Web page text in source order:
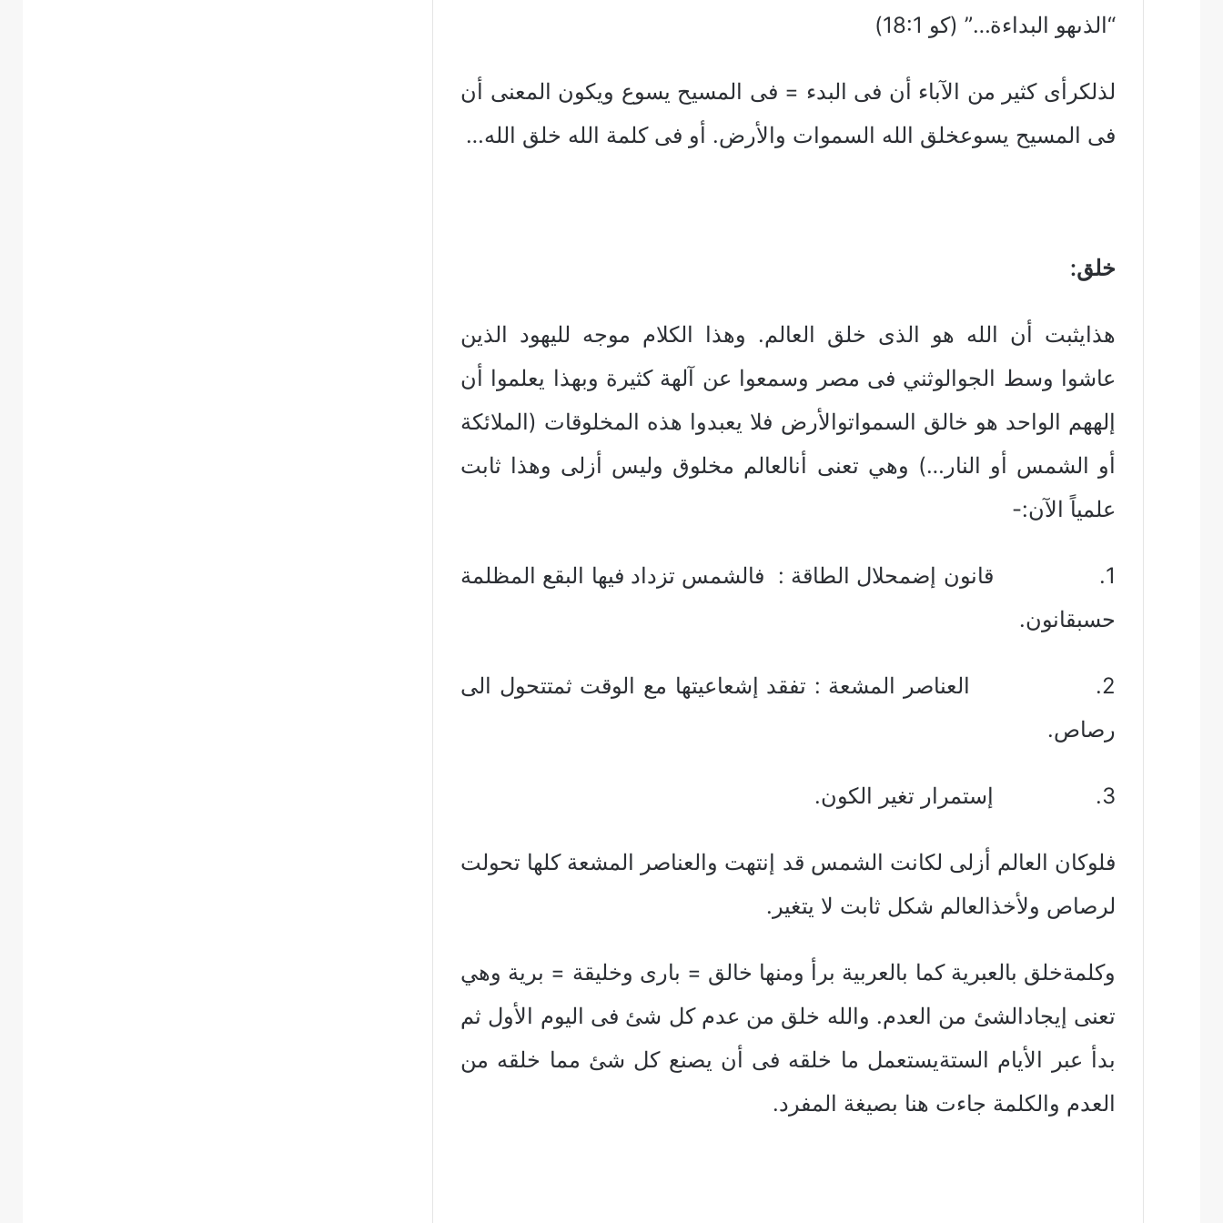
“الذىهو البداءة…” (كو 18:1)
لذلكرأى كثير من الآباء أن فى البدء = فى المسيح يسوع ويكون المعنى أن
فى المسيح يسوعخلق الله السموات والأرض. أو فى كلمة الله خلق الله…
خلق:
هذايثبت أن الله هو الذى خلق العالم. وهذا الكلام موجه لليهود الذين
عاشوا وسط الجوالوثني فى مصر وسمعوا عن آلهة كثيرة وبهذا يعلموا أن
إلههم الواحد هو خالق السمواتوالأرض فلا يعبدوا هذه المخلوقات (الملائكة
أو الشمس أو النار…) وهي تعنى أنالعالم مخلوق وليس أزلى وهذا ثابت
علمياً الآن:-
1. قانون إضمحلال الطاقة : فالشمس تزداد فيها البقع المظلمة
حسبقانون.
2. العناصر المشعة : تفقد إشعاعيتها مع الوقت ثمتتحول الى
رصاص.
3. إستمرار تغير الكون.
فلوكان العالم أزلى لكانت الشمس قد إنتهت والعناصر المشعة كلها تحولت
لرصاص ولأخذالعالم شكل ثابت لا يتغير.
وكلمةخلق بالعبرية كما بالعربية برأ ومنها خالق = بارى وخليقة = برية وهي
تعنى إيجادالشئ من العدم. والله خلق من عدم كل شئ فى اليوم الأول ثم
بدأ عبر الأيام الستةيستعمل ما خلقه فى أن يصنع كل شئ مما خلقه من
العدم والكلمة جاءت هنا بصيغة المفرد.